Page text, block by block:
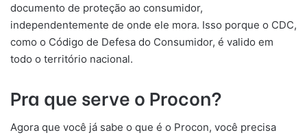
documento de proteção ao consumidor,
independentemente de onde ele mora. Isso porque o CDC,
como o Código de Defesa do Consumidor, é valido em
todo o território nacional.
Pra que serve o Procon?
Agora que você já sabe o que é o Procon, você precisa